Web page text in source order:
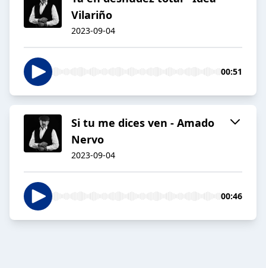
Vilariño
2023-09-04
00:51
Si tu me dices ven - Amado
Nervo
2023-09-04
00:46